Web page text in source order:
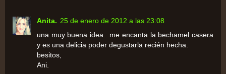
Anita. 25 de enero de 2012 a las 23:08
una muy buena idea...me encanta la bechamel casera
y es una delicia poder degustarla recién hecha.
besitos,
Ani.